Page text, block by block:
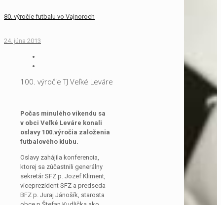
80. výročie futbalu vo Vajnoroch
24. júna 2013
100. výročie TJ Veľké Leváre
Počas minulého víkendu sa
v obci Veľké Leváre konali
oslavy 100.výročia založenia
futbalového klubu.
Oslavy zahájila konferencia,
ktorej sa zúčastnili generálny
sekretár SFZ p. Jozef Kliment,
viceprezident SFZ a predseda
BFZ p. Juraj Jánošík, starosta